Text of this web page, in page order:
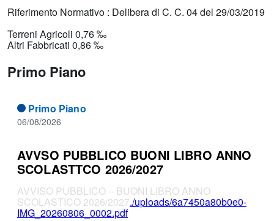
Riferimento Normativo : Delibera di C. C. 04 del 29/03/2019
Terreni Agricoli 0,76 ‰
Altri Fabbricati 0,86 ‰
Primo Piano
Primo Piano
06/08/2026
AVVSO PUBBLICO BUONI LIBRO ANNO
SCOLASTTCO 2026/2027
AVVISO PUBBLICO – BUONI LIBRO ANNO
SCOLASTICO 2026/2027./uploads/6a7450a80b0e0-
IMG_20260806_0002.pdf